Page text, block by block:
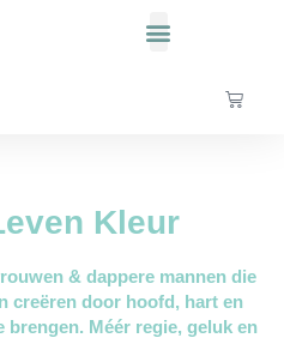
Kleur
& dappere mannen die
creëren door hoofd, hart en
Méér regie, geluk en